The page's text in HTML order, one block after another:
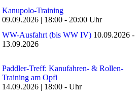
Kanupolo-Training
09.09.2026| 18:00- 20:00Uhr
WW-Ausfahrt (bis WW IV) 10.09.2026-
13.09.2026
Paddler-Treff: Kanufahren- & Rollen-
Training am Opfi
14.09.2026| 18:00- Uhr